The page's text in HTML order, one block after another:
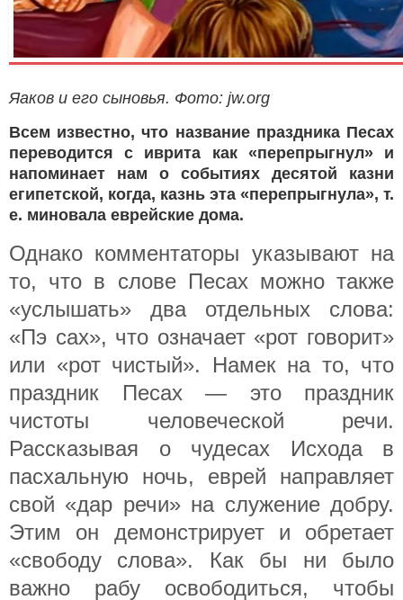
Яаков и его сыновья. Фото: jw.org
Всем известно, что название праздника Песах
переводится с иврита как «перепрыгнул» и
напоминает нам о событиях десятой казни
египетской, когда, казнь эта «перепрыгнула», т.
е. миновала еврейские дома.
Однако комментаторы указывают на
то, что в слове Песах можно также
«услышать» два отдельных слова:
«Пэ сах», что означает «рот говорит»
или «рот чистый». Намек на то, что
праздник Песах — это праздник
чистоты человеческой речи.
Рассказывая о чудесах Исхода в
пасхальную ночь, еврей направляет
свой «дар речи» на служение добру.
Этим он демонстрирует и обретает
«свободу слова». Как бы ни было
важно рабу освободиться, чтобы